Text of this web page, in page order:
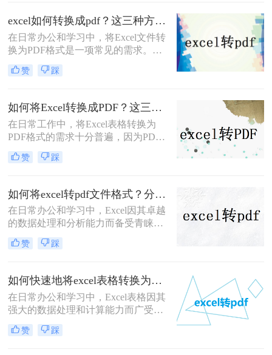
招，Excel转PDF简单几步轻松完成。
excel如何转换成pdf？这三种方法教会你！
在日常办公和学习中，将Excel文件转
换为PDF格式是一项常见的需求。
PDF格式因其跨平台性、格式稳定性
和易于阅读的特性，成为分享和保存
成pdf呢？本文将详细介绍几种将
Excel转换成PDF格式的方法，帮助您
轻松完成转换。
赞 踩
如何将Excel转换成PDF？这三种转换方法快来了解下！
在日常工作中，将Excel表格转换为
PDF格式的需求十分普遍，因为PDF
格式能确保文档在不同设备上的一致
显示，并且方便打印或发送给他人查
意更改，还是为了更方便地分享和打
印，将Excel转换为PDF都是一个实用
的技能。那么如何将Excel转换成PDF
呢？下面详细介绍几种将Excel转换为
PDF的方法。
赞 踩
如何将excel转pdf文件格式？分享三种实用操作方法！
在日常办公和学习中，Excel因其卓越
的数据处理和分析能力而备受青睐。
然而，在需要将Excel表格以固定格式
分享、打印或存档时，PDF格式因其
为了首选。那么如何将excel转pdf文件
格式呢？本文将详细介绍几种将Excel
文件转换为PDF文件的方法，帮助用
户轻松实现这一转换过程。
赞 踩
如何快速地将excel表格转换为pdf文件格式？有这三种方法可以快速转换！
在日常办公和学习中，Excel表格因其
强大的数据处理和计算能力而广受欢
迎。然而，在某些情况下，我们可能
需要将Excel表格转换为PDF文件格
赞 踩